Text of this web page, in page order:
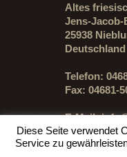
Altes
Jens-Jacob-
25938
Deutschland
Telefon:
Fax: 04681-
E-Mail:
Diese Seite verwendet
Service zu